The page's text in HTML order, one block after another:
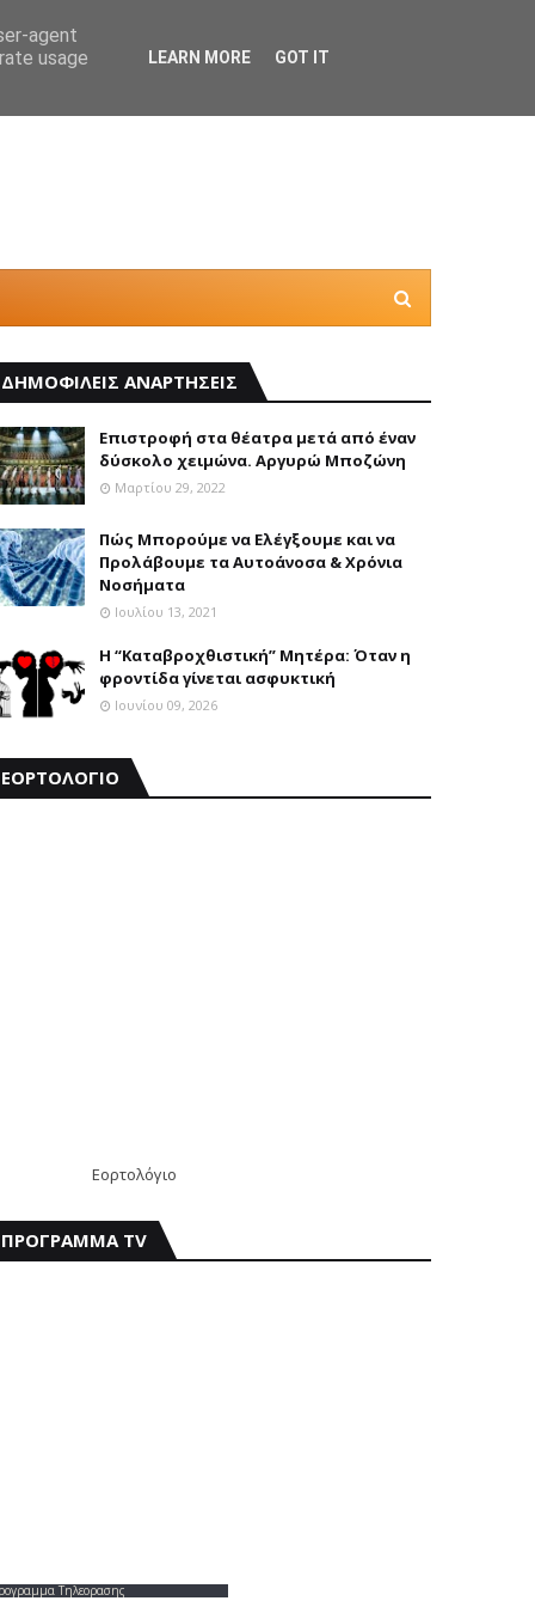
ΔΗΜΟΦΙΛΕΙΣ ΑΝΑΡΤΗΣΕΙΣ
Επιστροφή στα θέατρα μετά από έναν
δύσκολο χειμώνα. Αργυρώ Μποζώνη
Μαρτίου 29, 2022
Πώς Μπορούμε να Ελέγξουμε και να
Προλάβουμε τα Αυτοάνοσα & Χρόνια
Νοσήματα
Ιουλίου 13, 2021
Η “Καταβροχθιστική” Mητέρα: Όταν η
φροντίδα γίνεται ασφυκτική
Ιουνίου 09, 2026
ΕΟΡΤΟΛΟΓΙΟ
Εορτολόγιο
ΠΡΟΓΡΑΜΜΑ TV
Τηλεορασης
agent
usage
LEARN MORE GOT IT